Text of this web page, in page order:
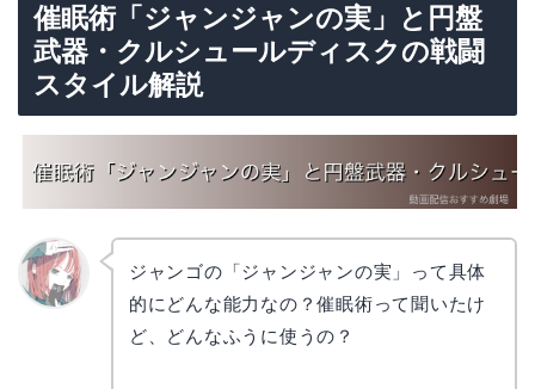
催眠術「ジャンジャンの実」と円盤
武器・クルシュールディスクの戦闘
スタイル解説
ジャンゴの「ジャンジャンの実」って具体
的にどんな能力なの？催眠術って聞いたけ
ど、どんなふうに使うの？